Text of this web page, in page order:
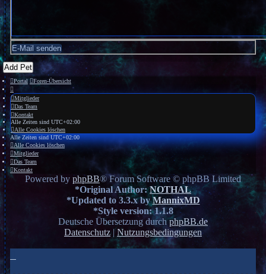
Add Pet
Portal Foren-Übersicht
Mitglieder
Das Team
Kontakt
Alle Zeiten sind UTC+02:00
Alle Cookies löschen
Alle Zeiten sindUTC+02:00
Alle Cookies löschen
Mitglieder
Das Team
Kontakt
Powered by phpBB® Forum Software © phpBB Limited
*Original Author:NOTHAL
*Updated to 3.3.x byMannixMD
*Style version: 1.1.8
Deutsche Übersetzung durchphpBB.de
Datenschutz |Nutzungsbedingungen